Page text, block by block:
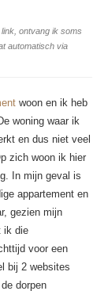
ontvang ik soms
automatisch via
woon en ik heb
woning waar ik
en dus niet veel
zich woon ik hier
In mijn geval is
appartement en
gezien mijn
ik die
voor een
bij 2 websites
dorpen